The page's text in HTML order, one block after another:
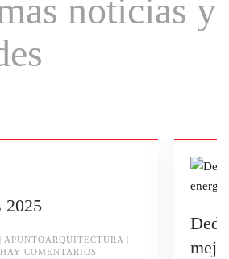
noticias y
2025
| APUNTOARQUITECTURA |
COMENTARIOS